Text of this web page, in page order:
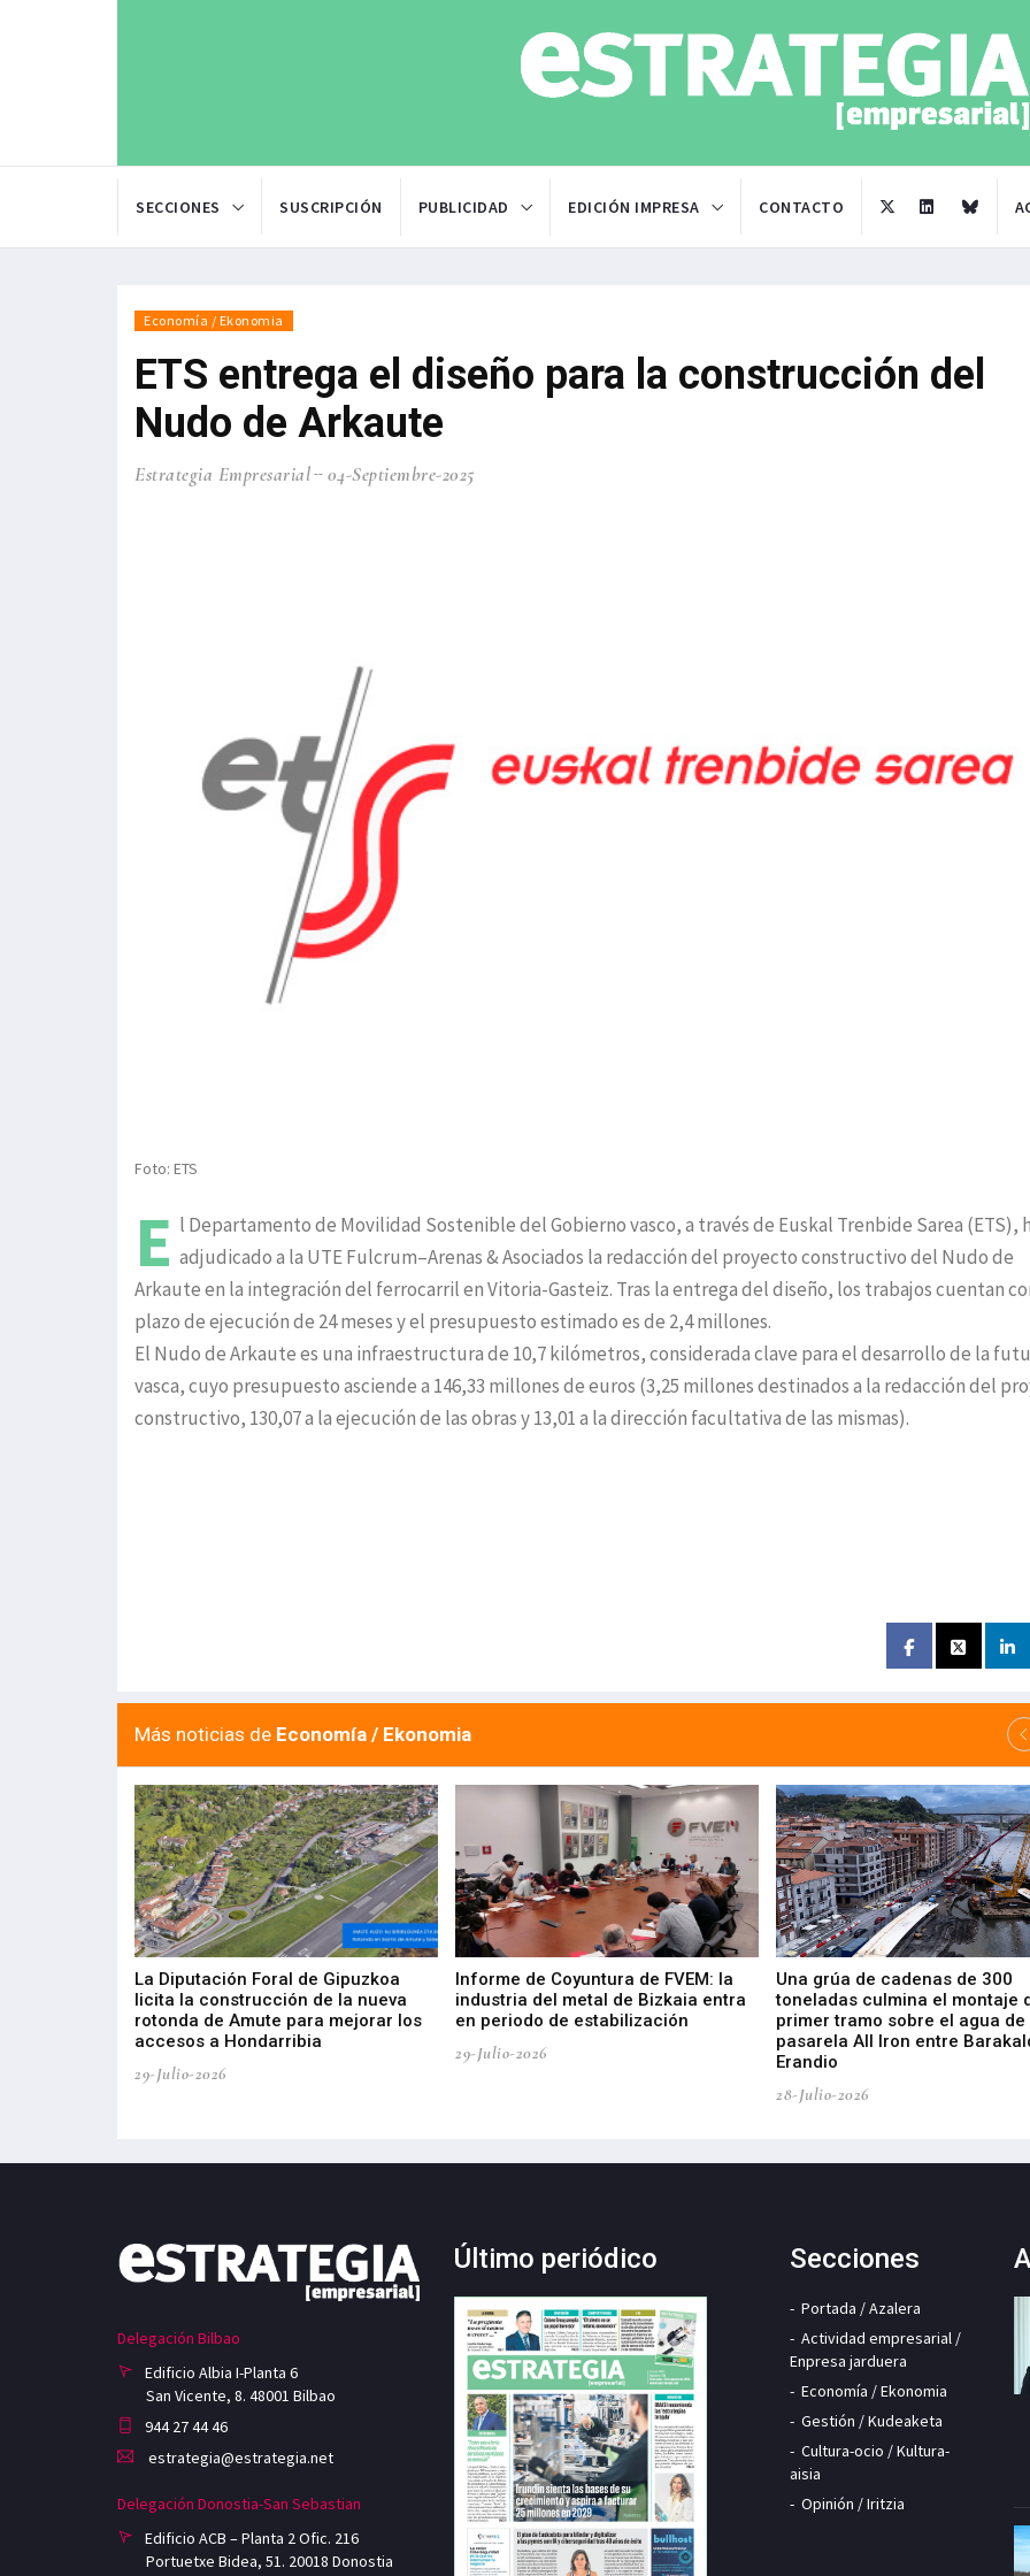
SECCIONES SUSCRIPCIÓN PUBLICIDAD EDICIÓN IMPRESA CONTACTO
Economía / Ekonomia
ETS entrega el diseño para la construcción del
Nudo de Arkaute
Estrategia Empresarial 04-Septiembre-2025
Foto: ETS
E l Departamento de Movilidad Sostenible del Gobierno vasco, a través de Euskal Trenbide Sarea (ETS),
adjudicado a la UTE Fulcrum–Arenas & Asociados la redacción del proyecto constructivo del Nudo de
Arkaute en la integración del ferrocarril en Vitoria-Gasteiz. Tras la entrega del diseño, los trabajos cuentan
plazo de ejecución de 24 meses y el presupuesto estimado es de 2,4 millones.
El Nudo de Arkaute es una infraestructura de 10,7 kilómetros, considerada clave para el desarrollo de la
vasca, cuyo presupuesto asciende a 146,33 millones de euros (3,25 millones destinados a la redacción del
constructivo, 130,07 a la ejecución de las obras y 13,01 a la dirección facultativa de las mismas).
Más noticias de Economía / Ekonomia
La Diputación Foral de Gipuzkoa
licita la construcción de la nueva
rotonda de Amute para mejorar los
accesos a Hondarribia
29-Julio-2026
Informe de Coyuntura de FVEM: la
industria del metal de Bizkaia entra
en periodo de estabilización
29-Julio-2026
Una grúa de cadenas de 300
toneladas culmina el montaje
primer tramo sobre el agua de
pasarela All Iron entre
Erandio
28-Julio-2026
Delegación Bilbao
Edificio Albia I-Planta 6
San Vicente, 8. 48001 Bilbao
944 27 44 46
estrategia@estrategia.net
Delegación Donostia-San Sebastian
Edificio ACB – Planta 2 Ofic. 216
Portuetxe Bidea, 51. 20018 Donostia
Último periódico Secciones
Portada / Azalera
Actividad empresarial /
Enpresa jarduera
Economía / Ekonomia
Gestión / Kudeaketa
Cultura-ocio / Kultura-
aisia
Opinión / Iritzia